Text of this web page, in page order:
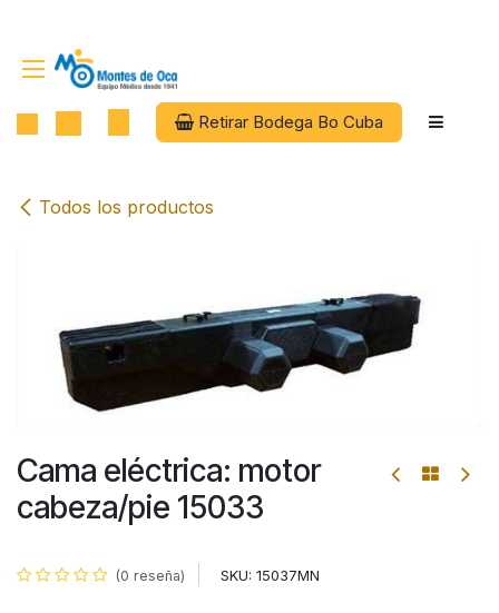
Retirar Bodega Bo Cuba
Todos los productos
Cama eléctrica: motor
cabeza/pie 15033
(0 reseña) SKU: 15037MN